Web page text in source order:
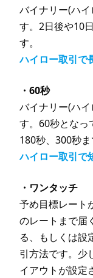
バイナリー(ハ
す。2日後や10
す。
ハイロー取引で
・60秒
バイナリー(ハ
す。60秒となっ
180秒、300秒ま
ハイロー取引で
・ワンタッチ
予め目標レート
のレートまで届
る、もしくは設
引方法です。少
イアウトが設定